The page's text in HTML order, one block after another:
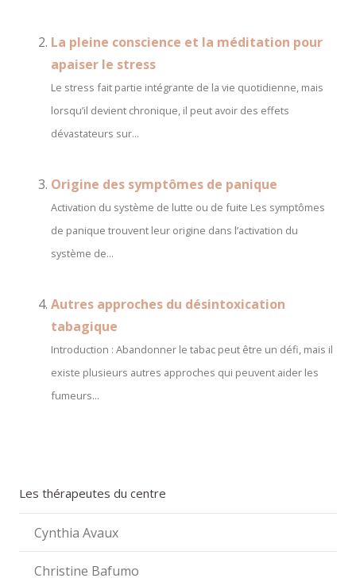
La pleine conscience et la méditation pour
apaiser le stress
Le stress fait partie intégrante de la vie quotidienne, mais
lorsqu’il devient chronique, il peut avoir des effets
dévastateurs sur...
Origine des symptômes de panique
Activation du système de lutte ou de fuite Les symptômes
de panique trouvent leur origine dans l’activation du
système de...
Autres approches du désintoxication
tabagique
Introduction : Abandonner le tabac peut être un défi, mais il
existe plusieurs autres approches qui peuvent aider les
fumeurs...
Les thérapeutes du centre
Cynthia Avaux
Christine Bafumo